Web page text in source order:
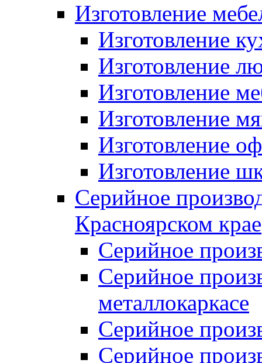
Изготовление
Изготовление
Изготовление
Изготовление
Изготовление
Изготовление
Изготовление
Серийное
Красноярском крае
Серийное
Серийное
металлокаркасе
Серийное
Серийное